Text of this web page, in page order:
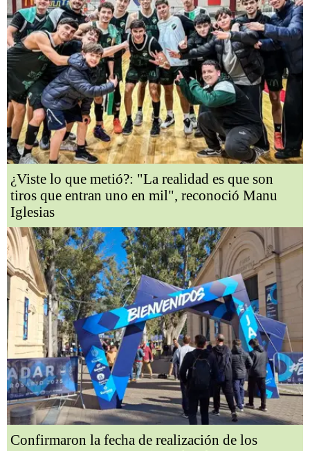
¿Viste lo que metió?: "La realidad es que son
tiros que entran uno en mil", reconoció Manu
Iglesias
Confirmaron la fecha de realización de los